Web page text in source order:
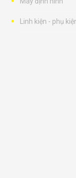
Linh kiện - phụ